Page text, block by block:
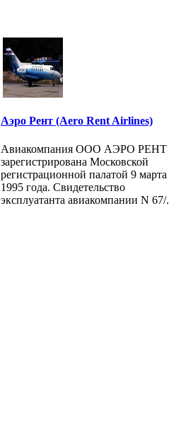
Аэро Рент (Aero Rent Airlines)
Авиакомпания ООО АЭРО РЕНТ
зарегистрирована Московской
регистрационной палатой 9 марта
1995 года. Свидетельство
эксплуатанта авиакомпании N 67/